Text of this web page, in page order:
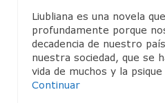
Curso de
Actividades del Mes
Actividades Docentes
Liubliana es una novela
profundamente porque
decadencia de nuestro
nuestra sociedad, que se
vida de muchos y la
Continuar